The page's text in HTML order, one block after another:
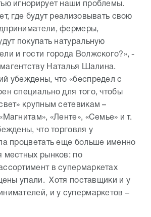
игнорирует наши проблемы.
где будут реализовывать свою
фермеры,
покупать натуральную
и гости города Волжского?», -
Наталья Шалина.
убеждены, что «беспредел с
специально для того, чтобы
крупным сетевикам –
«Ленте», «Семье» и т.
что торговля у
процветать еще больше именно
местных рынков: по
в супермаркетах
упали. Хотя поставщики и у
и у супермаркетов –